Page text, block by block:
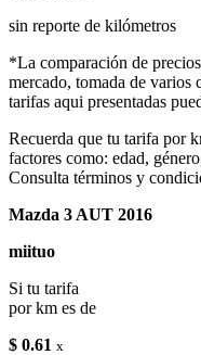
sin reporte de kilómetros
*La comparación de
mercado, tomada de varios
tarifas aqui presentadas
Recuerda que tu tarifa por
factores como: edad,
Consulta términos y
Mazda 3 AUT 2016
miituo
Si tu tarifa
por km es de
$ 0.61 x